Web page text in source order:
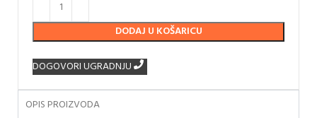
DODAJ U KOŠARICU
DOGOVORI UGRADNJU
OPIS PROIZVODA